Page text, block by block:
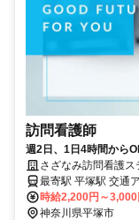
訪問看護師
週2日、1日4時間から
さざなみ訪問看護ス
最寄駅 平塚駅 交通アクセス 各線「平塚駅」より車で約14分 ▽訪問エ
リア ・平塚市 ・二宮町 ・大磯町 ・秦野市 ・伊勢原市 ☆社用車1人1
台支給！直行直帰OK
時給2,200円～3,000
神奈川県平塚市